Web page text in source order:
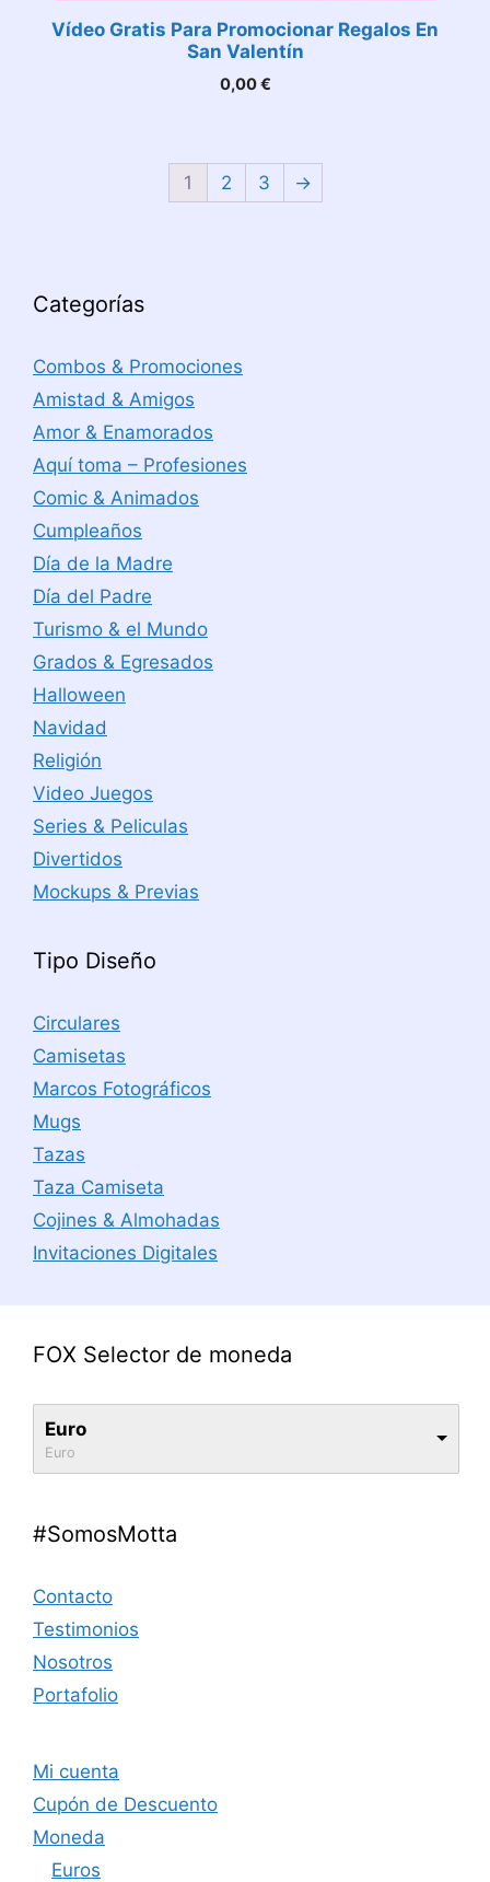
Vídeo Gratis Para Promocionar Regalos En
San Valentín
0,00€
1 2 3 →
Categorías
Combos & Promociones
Amistad & Amigos
Amor & Enamorados
Aquí toma – Profesiones
Comic & Animados
Cumpleaños
Día de la Madre
Día del Padre
Turismo & el Mundo
Grados & Egresados
Halloween
Navidad
Religión
Video Juegos
Series & Peliculas
Divertidos
Mockups & Previas
Tipo Diseño
Circulares
Camisetas
Marcos Fotográficos
Mugs
Tazas
Taza Camiseta
Cojines & Almohadas
Invitaciones Digitales
FOX Selector de moneda
Euro
Euro
#SomosMotta
Contacto
Testimonios
Nosotros
Portafolio
Mi cuenta
Cupón de Descuento
Moneda
Euros